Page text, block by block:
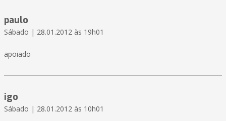
paulo
Sábado | 28.01.2012 às 19h01
apoiado
igo
Sábado | 28.01.2012 às 10h01